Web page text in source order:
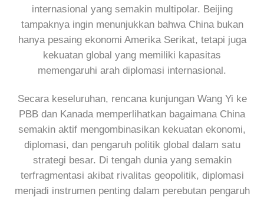
internasional yang semakin multipolar. Beijing
tampaknya ingin menunjukkan bahwa China bukan
hanya pesaing ekonomi Amerika Serikat, tetapi juga
kekuatan global yang memiliki kapasitas
memengaruhi arah diplomasi internasional.
Secara keseluruhan, rencana kunjungan Wang Yi ke
PBB dan Kanada memperlihatkan bagaimana China
semakin aktif mengombinasikan kekuatan ekonomi,
diplomasi, dan pengaruh politik global dalam satu
strategi besar. Di tengah dunia yang semakin
terfragmentasi akibat rivalitas geopolitik, diplomasi
menjadi instrumen penting dalam perebutan pengaruh